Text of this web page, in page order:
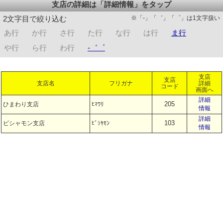
支店の詳細は「詳細情報」をタップ
2文字目で絞り込む
※「-」「゛」「゜」は1文字扱い
あ行 か行 さ行 た行 な行 は行
ま行
や行
ら行 わ行 -゛゜
支店名 フリガナ
支店
コード
支店
詳細
画面へ
ひまわり支店 ﾋﾏﾜﾘ 205
詳細
情報
ビシャモン支店 ﾋﾞｼﾔﾓﾝ 103
詳細
情報